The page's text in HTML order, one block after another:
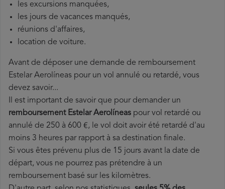
les excursions manquées,
les jours de vacances manqués,
réunions d'affaires,
location de voiture.
Avant de déposer une demande de remboursement
Estelar Aerolíneas pour un vol annulé ou retardé, vous
devez savoir...
Il est important de savoir que pour demander un
remboursement Estelar Aerolíneas pour vol retardé ou
annulé de 250 à 600 €, le vol doit avoir été retardé d'au
moins 3 heures par rapport à sa destination finale.
Si vous êtes prévenu plus de 15 jours avant la date de
départ, vous ne pourrez pas prétendre à un
remboursement basé sur les kilomètres.